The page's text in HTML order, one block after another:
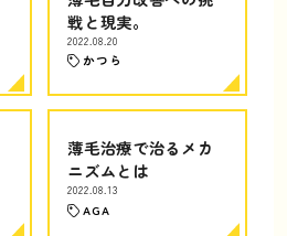
戦と現実。
2022.08.20
かつら
薄毛治療で治るメカ
ニズムとは
2022.08.13
AGA